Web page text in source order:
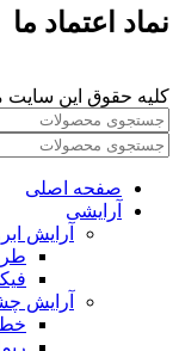
نماد اعتماد ما
کلیه حقوق این
صفحه اصلی
آرایشی
آرايش
آرايش